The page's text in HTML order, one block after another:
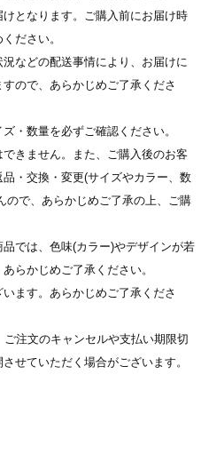
となります。ご購入前にお届け時
ださい。
などの配送事情により、お届けに
ので、あらかじめご了承くださ
・数量を必ずご確認ください。
きません。また、ご購入後のお客
・交換・変更(サイズやカラー、数
ので、あらかじめご了承の上、ご購
では、色味(カラー)やデザインが若
らかじめご了承ください。
ます。あらかじめご了承くださ
注文のキャンセルや支払い期限切
せていただく場合がございます。